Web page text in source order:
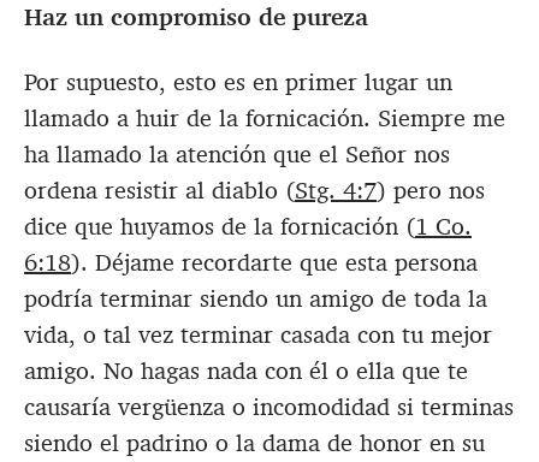
Haz un compromiso de pureza
Por supuesto, esto es en primer lugar un
llamado a huir de la fornicación. Siempre me
ha llamado la atención que el Señor nos
ordena resistir al diablo (Stg. 4:7) pero nos
dice que huyamos de la fornicación (1 Co.
6:18). Déjame recordarte que esta persona
podría terminar siendo un amigo de toda la
vida, o tal vez terminar casada con tu mejor
amigo. No hagas nada con él o ella que te
causaría vergüenza o incomodidad si terminas
siendo el padrino o la dama de honor en su